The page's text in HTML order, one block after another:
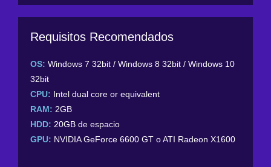
Requisitos Recomendados
OS: Windows 7 32bit / Windows 8 32bit / Windows 10
32bit
CPU: Intel dual core or equivalent
RAM: 2GB
HDD: 20GB de espacio
GPU: NVIDIA GeForce 6600 GT o ATI Radeon X1600